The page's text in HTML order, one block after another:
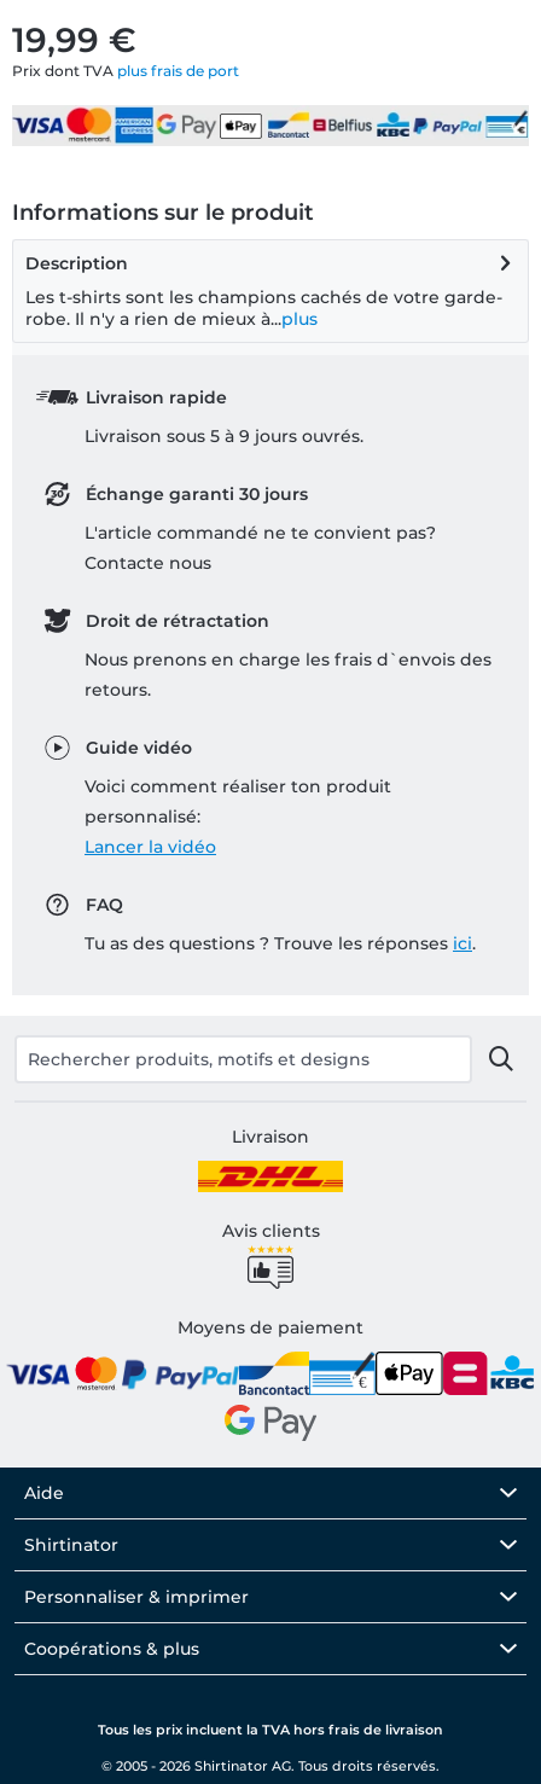
19,99 €
Prix dont TVA plus frais de port
Informations sur le produit
Description
Les t-shirts sont les champions cachés de votre garde-
robe. Il n'y a rien de mieux à...plus
Livraison rapide
Livraison sous 5 à 9 jours ouvrés.
Échange garanti 30 jours
L'article commandé ne te convient pas?
Contacte nous
Droit de rétractation
Nous prenons en charge les frais d`envois des
retours.
Guide vidéo
Voici comment réaliser ton produit
personnalisé:
Lancer la vidéo
FAQ
Tu as des questions ? Trouve les réponses ici.
Livraison
Avis clients
Moyens de paiement
Aide
Shirtinator
Personnaliser & imprimer
Coopérations & plus
Tous les prix incluent la TVA hors frais de livraison
© 2005 - 2026 Shirtinator AG. Tous droits réservés.